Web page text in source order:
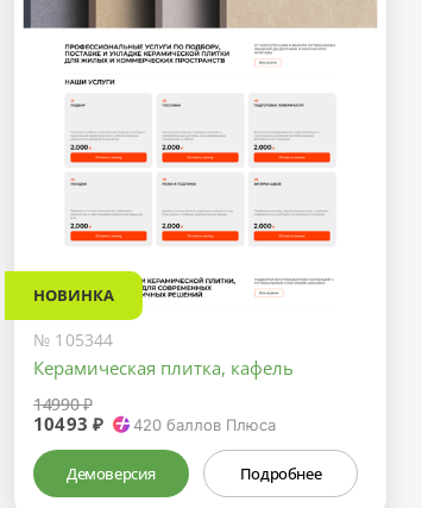
НОВИНКА
№ 105344
Керамическая плитка, кафель
14990 ₽
10493 ₽ 420 баллов Плюса
Демоверсия Подробнее